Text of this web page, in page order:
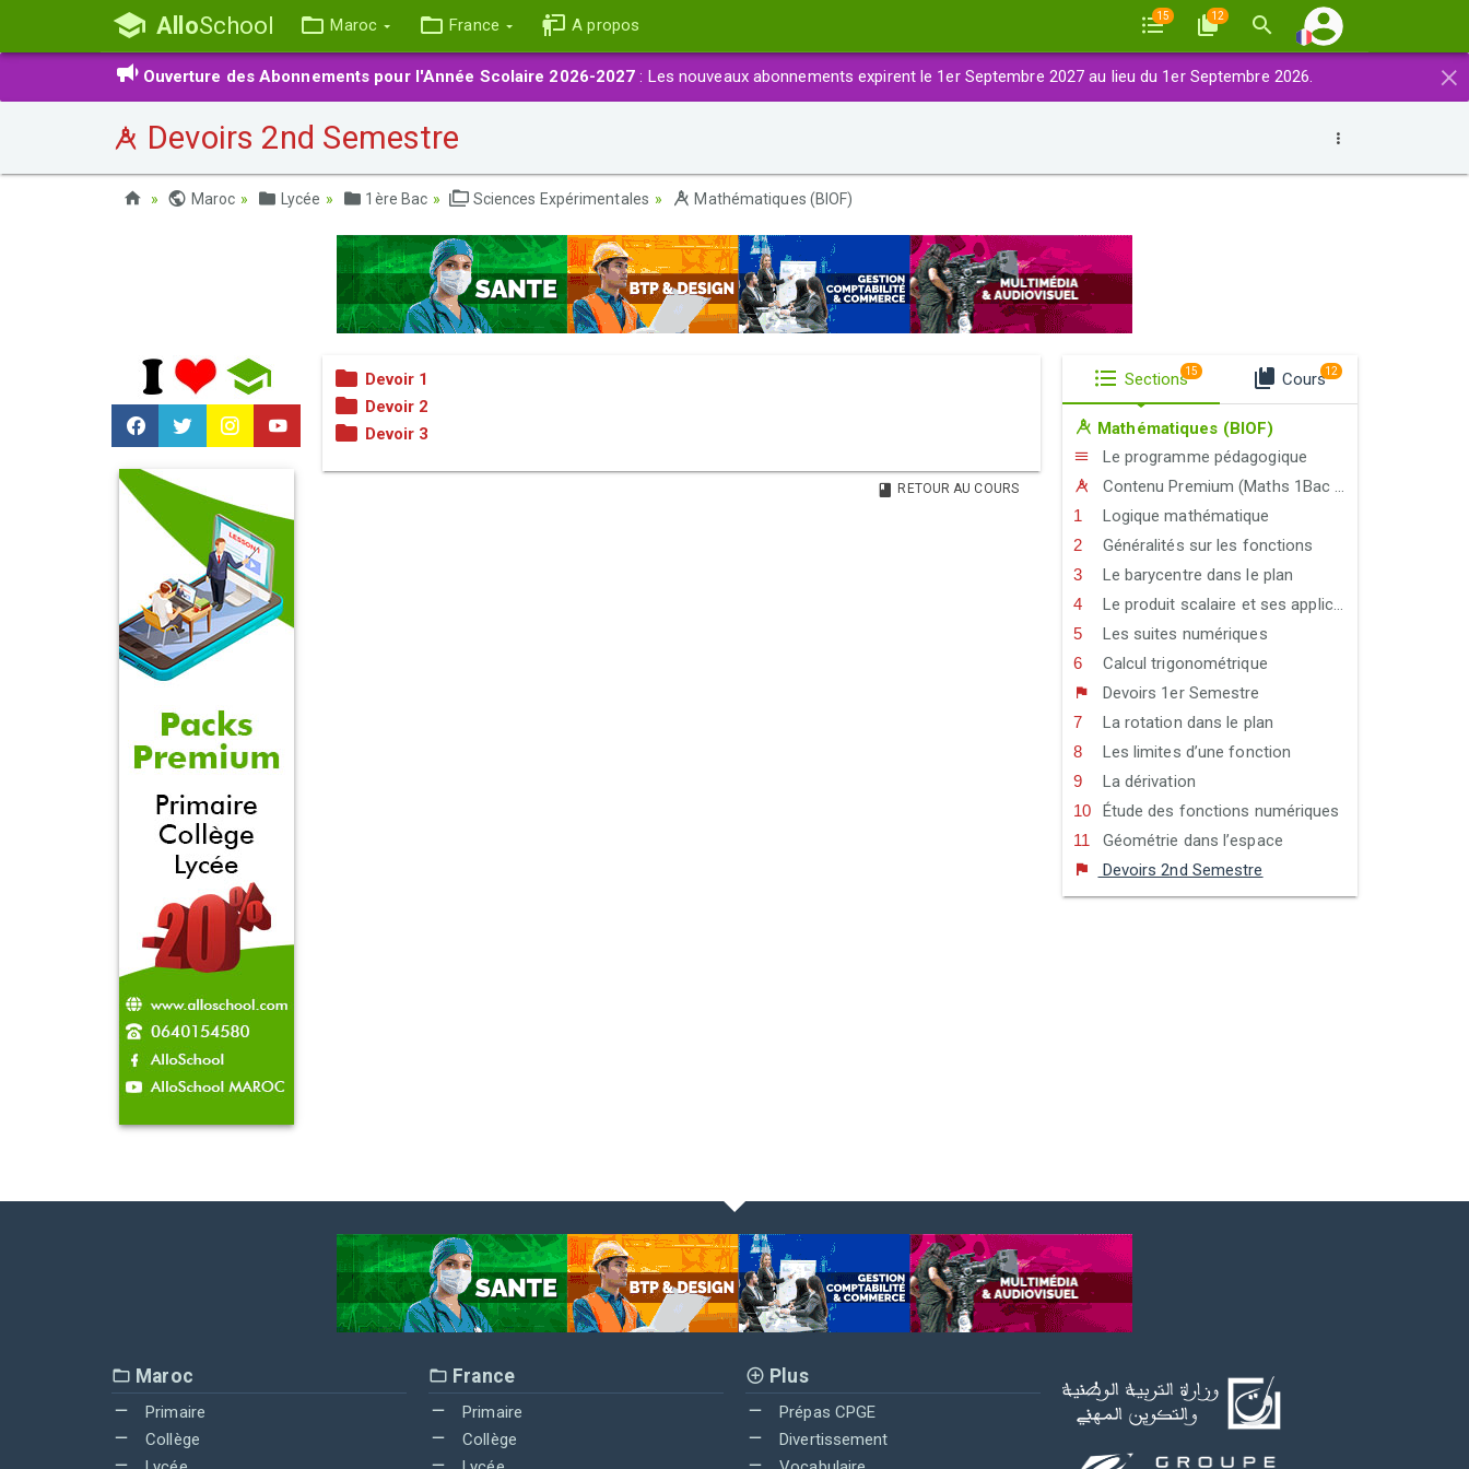
AlloSchool Maroc France A propos 15 12
×
Ouverture des Abonnements pour l'Année Scolaire 2026-2027 : Les nouveaux abonnements expirent le 1er Septembre 2027 au lieu du 1er Septembre 2026.
Devoirs 2nd Semestre
Maroc Lycée 1ère Bac Sciences Expérimentales Mathématiques (BIOF)
Devoir 1
Devoir 2
Devoir 3
RETOUR AU COURS
Sections15 Cours12
Mathématiques (BIOF)
Le programme pédagogique
Contenu Premium (Maths 1Bac Exp-STE-STM)
Logique mathématique
Généralités sur les fonctions
Le barycentre dans le plan
Le produit scalaire et ses applications
Les suites numériques
Calcul trigonométrique
Devoirs 1er Semestre
La rotation dans le plan
Les limites d’une fonction
La dérivation
Étude des fonctions numériques
Géométrie dans l’espace
Devoirs 2nd Semestre
Maroc
Primaire
Collège
France
Primaire
Collège
Plus
Prépas CPGE
Divertissement